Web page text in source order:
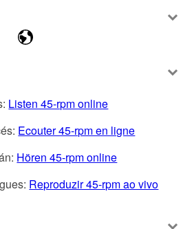
Listen 45-rpm online
Ecouter 45-rpm en ligne
Hören 45-rpm online
Reproduzir 45-rpm ao vivo